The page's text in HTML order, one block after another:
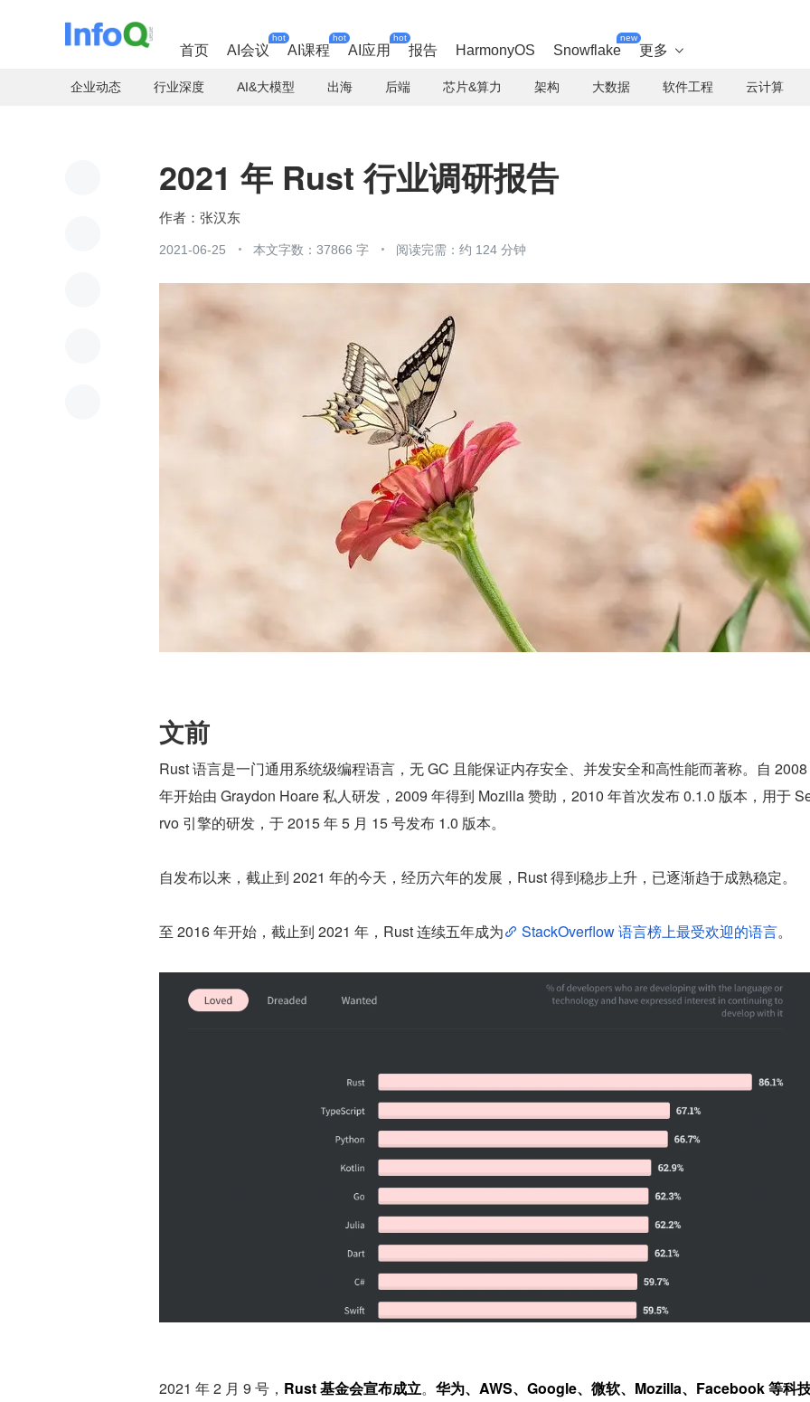
首页 AI会议
hot
AI课程
hot
AI应用
hot
报告 HarmonyOS Snowflake
new
更多 
企业动态 行业深度 AI&大模型 出海 后端 芯片&算力 架构 大数据 软件工程 云计算
2021 年 Rust 行业调研报告
张汉东
2021-06-25 本文字数：37866 字 阅读完需：约 124 分钟
文前
Rust 语言是一门通用系统级编程语言，无 GC 且能保证内存安全、并发安全和高性能而著称。自 2008
年开始由 Graydon Hoare 私人研发，2009 年得到 Mozilla 赞助，2010 年首次发布 0.1.0 版本，用于
rvo 引擎的研发，于 2015 年 5 月 15 号发布 1.0 版本。
自发布以来，截止到 2021 年的今天，经历六年的发展，Rust 得到稳步上升，已逐渐趋于成熟稳定。
至 2016 年开始，截止到 2021 年，Rust 连续五年成为 StackOverflow 语言榜上最受欢迎的语言。
2021 年 2 月 9 号， Rust 基金会宣布成立。 华为、AWS、Google、微软、Mozilla、Facebook 等科